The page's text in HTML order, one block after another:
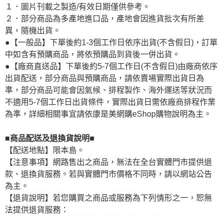
１．圖片刊載之製造/有效日期僅供參考。
２．部分商品為多產地進口品，產地會因進貨批次有所差
異，隨機出貨。
●【一般品】下單後約1-3個工作日依序出貨(不含假日)，訂單
中如含有預購商品，將依預購品到貨後一併出貨。
●【廠商直送品】下單後約5-7個工作日(不含假日)由廠商依序
出貨配送，部分商品與預購商品，請依賣場實際出貨日為
準，部分商品可能會因氣候、排程製作、海外運送等狀況而
不適用5-7個工作日出貨條件，實際出貨日需依廠商排程作業
為準，詳細相關事宜請依康是美網購eShop購物說明為主。
■商品配送及退換貨說明■
【配送地點】限本島。
【注意事項】網路售出之商品，無法在全台實體門市提供退
款、退換貨服務。若與實體門市價格不同時，請以網站公告
為主。
【退貨說明】若您購買之商品或服務為下列情形之一，恕無
法提供退貨服務：